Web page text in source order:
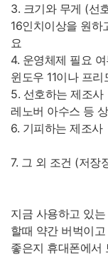
3. 크기와 무게 (선
16인치이상을 원하
요
4. 운영체제 필요
윈도우 11이나 프
5. 선호하는 제조사
레노버 아수스 등
6. 기피하는 제조사
7. 그 외 조건 (저장
지금 사용하고 있
할때 약간 버벅이
좋은지 휴대폰에서